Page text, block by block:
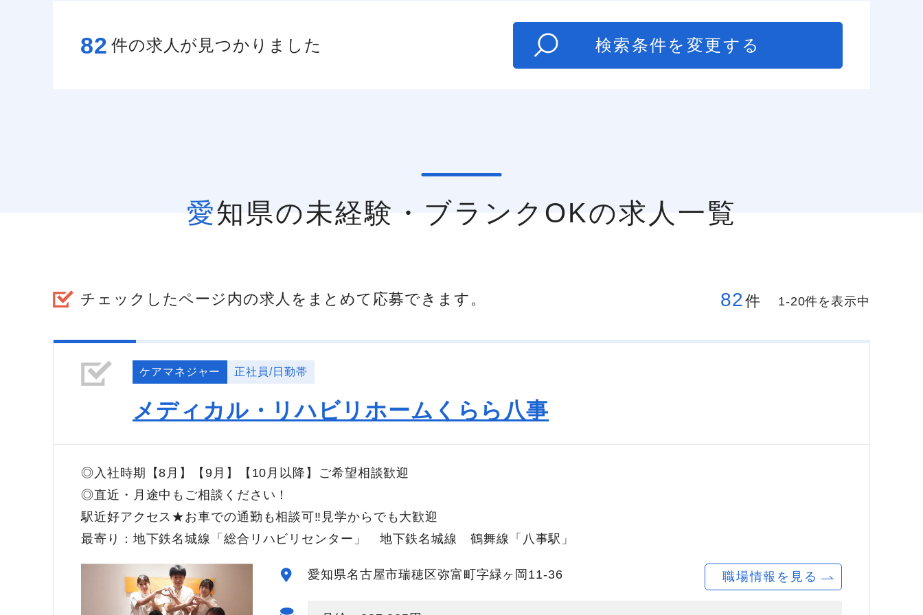
82 件の求人が見つかりました 検索条件を変更する
愛知県の未経験・ブランクOKの求人一覧
チェックしたページ内の求人をまとめて応募できます。 82件 1-20件を表示中
ケアマネジャー 正社員/日勤帯
メディカル・リハビリホームくらら八事
◎入社時期【8月】【9月】【10月以降】ご希望相談歓迎
◎直近・月途中もご相談ください！
駅近好アクセス★お車での通勤も相談可‼見学からでも大歓迎
最寄り：地下鉄名城線「総合リハビリセンター」 地下鉄名城線 鶴舞線「八事駅」
愛知県名古屋市瑞穂区弥富町字緑ヶ岡11-36 職場情報を見る